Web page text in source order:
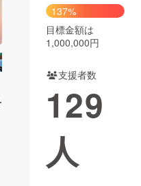
CAMPFIRE Creation
ya コミュニティ
137%
目標金額は
1,000,000円
支援者数
129
人